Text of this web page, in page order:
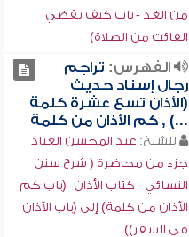
من الغد - باب كيف يقضي
الفائت من الصلاة)
الفهرس: تراجم
رجال إسناد حديث
(الأذان تسع عشرة كلمة
...) , كم الأذان من كلمة
للشيخ: عبد المحسن العباد
جزء من محاضرة ( شرح سنن
النسائي - كتاب الأذان- (باب كم
الأذان من كلمة) إلى (باب الأذان
في السفر))